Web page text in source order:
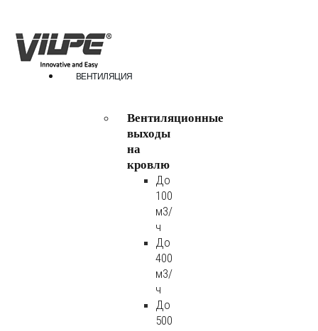
ВЕНТИЛЯЦИЯ
Вентиляционные
выходы
на
кровлю
До
100
м3/
ч
До
400
м3/
ч
До
500